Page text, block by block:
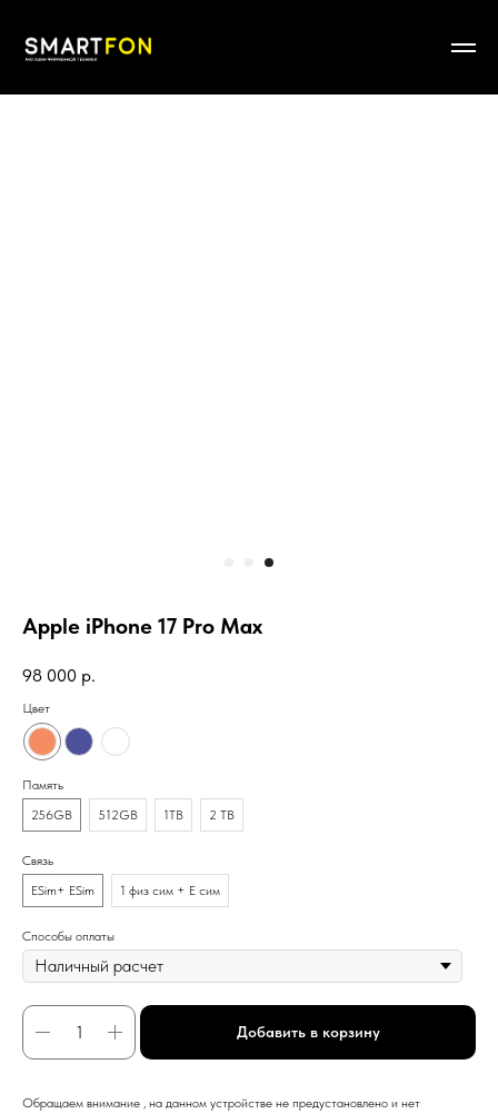
Apple iPhone 17 Pro Max
98 000 р.
Цвет
Память
256GB
512GB 1TB 2 TB
Связь
ESim+ ESim
1 физ сим + Е сим
Способы оплаты
Добавить в корзину
Обращаем внимание , на данном устройстве не предустановлено и нет